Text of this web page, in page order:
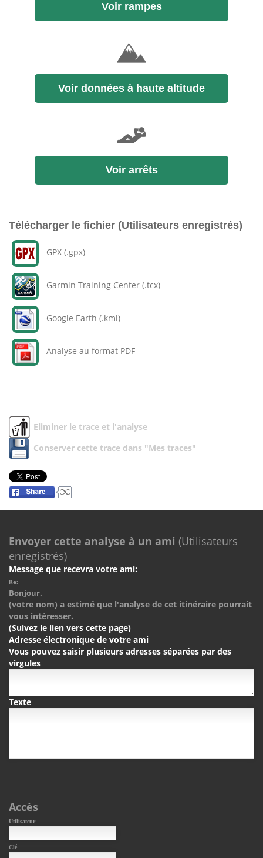
Voir rampes
Voir données à haute altitude
Voir arrêts
Télécharger le fichier (Utilisateurs enregistrés)
GPX (.gpx)
Garmin Training Center (.tcx)
Google Earth (.kml)
Analyse au format PDF
Eliminer le trace et l'analyse
Conserver cette trace dans "Mes traces"
Envoyer cette analyse à un ami (Utilisateurs
enregistrés)
Message que recevra votre ami:
Re:
Bonjour.
(votre nom) a estimé que l'analyse de cet itinéraire pourrait
vous intéresser.
(Suivez le lien vers cette page)
Adresse électronique de votre ami
Vous pouvez saisir plusieurs adresses séparées par des
virgules
Texte
Accès
Utilisateur
Clé